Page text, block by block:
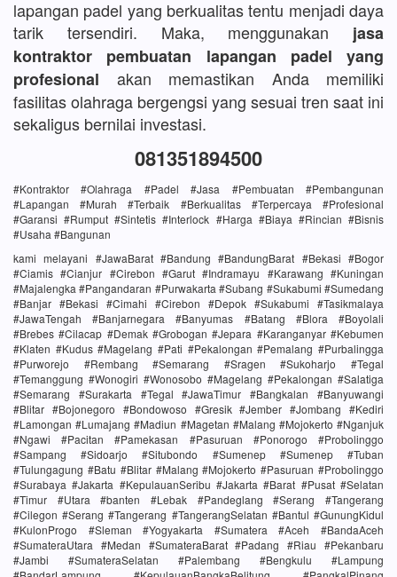
lapangan padel yang berkualitas tentu menjadi daya
tarik tersendiri. Maka, menggunakan jasa
kontraktor pembuatan lapangan padel yang
profesional akan memastikan Anda memiliki
fasilitas olahraga bergengsi yang sesuai tren saat ini
sekaligus bernilai investasi.
081351894500
#Kontraktor #Olahraga #Padel #Jasa #Pembuatan #Pembangunan
#Lapangan #Murah #Terbaik #Berkualitas #Terpercaya #Profesional
#Garansi #Rumput #Sintetis #Interlock #Harga #Biaya #Rincian #Bisnis
#Usaha #Bangunan
kami melayani #JawaBarat #Bandung #BandungBarat #Bekasi #Bogor
#Ciamis #Cianjur #Cirebon #Garut #Indramayu #Karawang #Kuningan
#Majalengka #Pangandaran #Purwakarta #Subang #Sukabumi #Sumedang
#Banjar #Bekasi #Cimahi #Cirebon #Depok #Sukabumi #Tasikmalaya
#JawaTengah #Banjarnegara #Banyumas #Batang #Blora #Boyolali
#Brebes #Cilacap #Demak #Grobogan #Jepara #Karanganyar #Kebumen
#Klaten #Kudus #Magelang #Pati #Pekalongan #Pemalang #Purbalingga
#Purworejo #Rembang #Semarang #Sragen #Sukoharjo #Tegal
#Temanggung #Wonogiri #Wonosobo #Magelang #Pekalongan #Salatiga
#Semarang #Surakarta #Tegal #JawaTimur #Bangkalan #Banyuwangi
#Blitar #Bojonegoro #Bondowoso #Gresik #Jember #Jombang #Kediri
#Lamongan #Lumajang #Madiun #Magetan #Malang #Mojokerto #Nganjuk
#Ngawi #Pacitan #Pamekasan #Pasuruan #Ponorogo #Probolinggo
#Sampang #Sidoarjo #Situbondo #Sumenep #Sumenep #Tuban
#Tulungagung #Batu #Blitar #Malang #Mojokerto #Pasuruan #Probolinggo
#Surabaya #Jakarta #KepulauanSeribu #Jakarta #Barat #Pusat #Selatan
#Timur #Utara #banten #Lebak #Pandeglang #Serang #Tangerang
#Cilegon #Serang #Tangerang #TangerangSelatan #Bantul #GunungKidul
#KulonProgo #Sleman #Yogyakarta #Sumatera #Aceh #BandaAceh
#SumateraUtara #Medan #SumateraBarat #Padang #Riau #Pekanbaru
#Jambi #SumateraSelatan #Palembang #Bengkulu #Lampung